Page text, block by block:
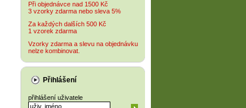
Při objednávce nad 1500 Kč
3 vzorky zdarma nebo sleva 5%
Za každých dalších 500 Kč
1 vzorek zdarma
Vzorky zdarma a slevu na objednávku
nelze kombinovat.
Přihlášení
přihlášení uživatele